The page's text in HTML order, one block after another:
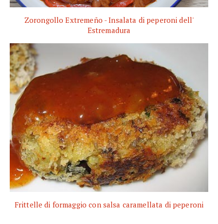
Zorongollo Extremeño - Insalata di peperoni dell'
Estremadura
Frittelle di formaggio con salsa caramellata di peperoni